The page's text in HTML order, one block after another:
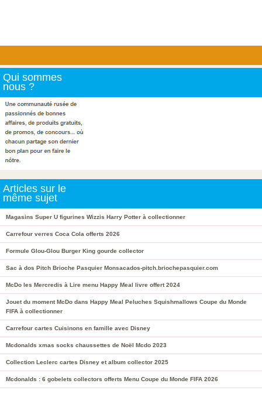
Qui sommes
nous ?
Articles sur le
même sujet
Magasins Super U figurines Wizzis Harry Potter à collectionner
Carrefour verres Coca Cola offerts 2026
Formule Glou-Glou Burger King gourde collector
Sac à dos Pitch Brioche Pasquier Monsacados-pitch.briochepasquier.com
McDo les Mercredis à Lire menu Happy Meal livre offert 2024
Jouet du moment McDo dans Happy Meal Peluches Squishmallows Coupe du Monde
FIFA à collectionner
Carrefour cartes Cuisinons en famille avec Disney
Mcdonalds xmas socks chaussettes de Noël Mcdo 2023
Collection Leclerc cartes Disney et album collector 2025
Mcdonalds : 6 gobelets collectors offerts Menu Coupe du Monde FIFA 2026